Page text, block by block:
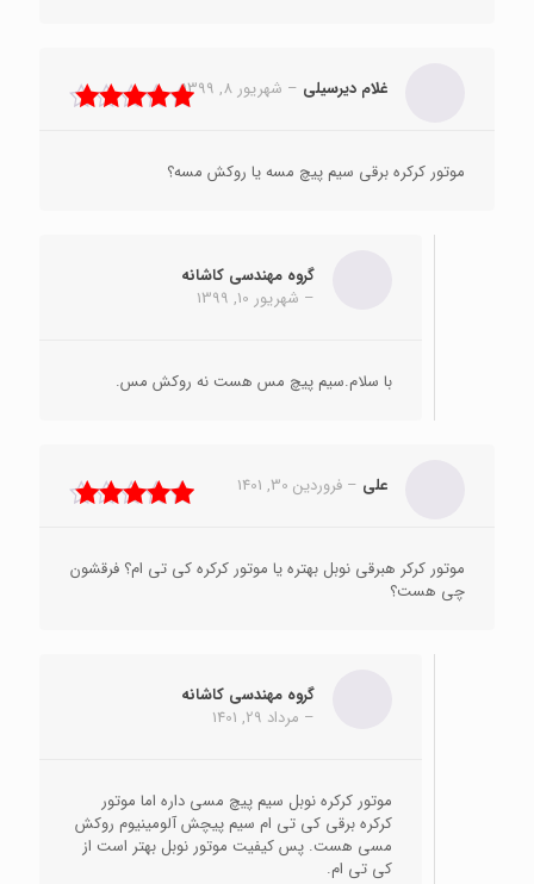
غلام دیرسیلی – شهریور 8, 1399
موتور کرکره برقی سیم پیچ مسه یا روکش مسه؟
گروه مهندسی کاشانه
– شهریور 10, 1399
با سلام.سیم پیچ مس هست نه روکش مس.
علی – فروردین 30, 1401
موتور کرکر هبرقی نوبل بهتره یا موتور کرکره کی تی ام؟ فرقشون
چی هست؟
گروه مهندسی کاشانه
– مرداد 29, 1401
موتور کرکره نوبل سیم پیچ مسی داره اما موتور
کرکره برقی کی تی ام سیم پیچش آلومینیوم روکش
مسی هست. پس کیفیت موتور نوبل بهتر است از
کی تی ام.